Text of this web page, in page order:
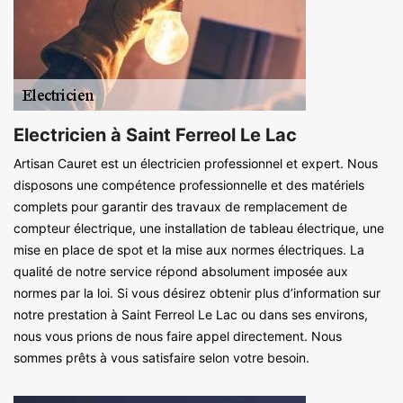
Electricien à Saint Ferreol Le Lac
Artisan Cauret est un électricien professionnel et expert. Nous
disposons une compétence professionnelle et des matériels
complets pour garantir des travaux de remplacement de
compteur électrique, une installation de tableau électrique, une
mise en place de spot et la mise aux normes électriques. La
qualité de notre service répond absolument imposée aux
normes par la loi. Si vous désirez obtenir plus d’information sur
notre prestation à Saint Ferreol Le Lac ou dans ses environs,
nous vous prions de nous faire appel directement. Nous
sommes prêts à vous satisfaire selon votre besoin.